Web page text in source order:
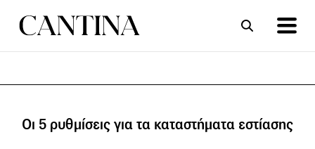
Οι 5 ρυθμίσεις για τα καταστήματα εστίασης